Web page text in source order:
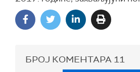
БРОЈ КОМЕНТАРА 11